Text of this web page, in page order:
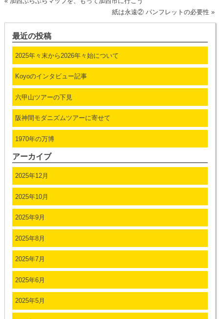
紙は永遠② パンフレットの必要性 »
最近の投稿
2025年々末から2026年々始について
Koyoのインタビュー記事
六甲山ツアーの下見
阪神間モダニズムツアーに寄せて
1970年の万博
アーカイブ
2025年12月
2025年10月
2025年9月
2025年8月
2025年7月
2025年6月
2025年5月